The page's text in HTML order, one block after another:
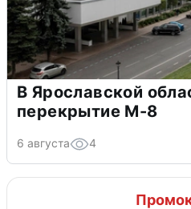
В Ярославской
перекрытие М-8
6 августа 4